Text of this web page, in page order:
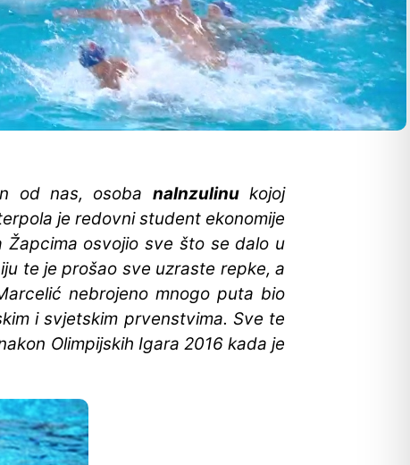
od nas, osoba naInzulinukojoj
je redovni student ekonomije
osvojio sve što se dalo u
te je prošao sve uzraste repke, a
nebrojeno mnogo puta bio
i svjetskim prvenstvima. Sve te
Olimpijskih Igara 2016 kada je